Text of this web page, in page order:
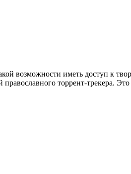
возможности иметь доступ к
православного торрент-трекера.